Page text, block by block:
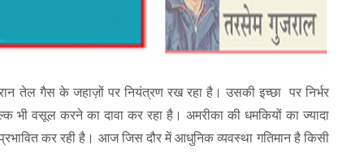
तेल गैस के जहाज़ों पर नियंत्रण रख रहा है। उसकी इच्छा पर निर्भर
वसूल करने का दावा कर रहा है। अमरीका की धमकियों का ज्यादा
कर रही है। आज जिस दौर में आधुनिक व्यवस्था गतिमान है किसी